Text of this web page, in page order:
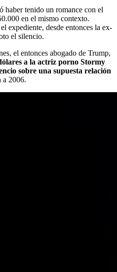
haber tenido un romance con el
en el mismo contexto.
expediente, desde entonces la ex-
el silencio.
el entonces abogado de Trump,
a la actriz porno Stormy
sobre una supuesta relación
a 2006.